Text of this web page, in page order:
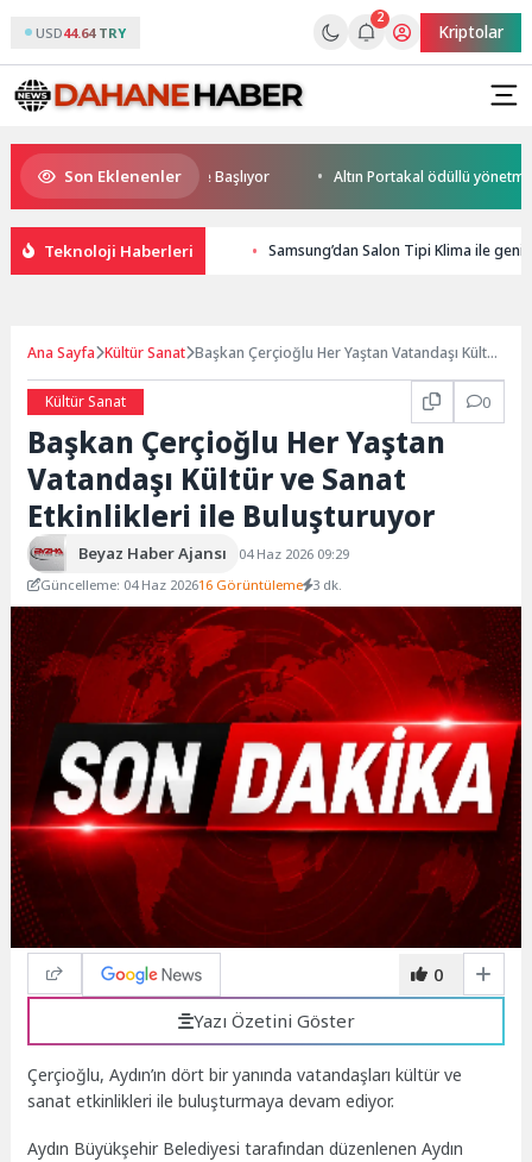
USD44.64 TRY
2
Kriptolar
Son Eklenenler
Cup Heyecanı Paris’te Başlıyor Altın Portakal ödüllü yönetmen
Teknoloji Haberleri Samsung’dan Salon Tipi Klima ile
Ana Sayfa Kültür Sanat Başkan Çerçioğlu Her Yaştan Vatandaşı Kültür
Kültür Sanat
0
Başkan Çerçioğlu Her Yaştan
Vatandaşı Kültür ve Sanat
Etkinlikleri ile Buluşturuyor
Beyaz Haber Ajansı
04 Haz 2026 09:29
Güncelleme: 04 Haz 202616 Görüntüleme 3 dk.
0
Yazı Özetini Göster
Çerçioğlu, Aydın’ın dört bir yanında vatandaşları kültür ve
sanat etkinlikleri ile buluşturmaya devam ediyor.
Aydın Büyükşehir Belediyesi tarafından düzenlenen Aydın